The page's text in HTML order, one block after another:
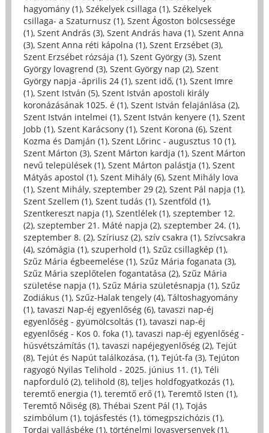
hagyomány (1), Székelyek csillaga (1), Székelyek
csillaga- a Szaturnusz (1), Szent Ágoston bölcsessége
(1), Szent András (3), Szent András hava (1), Szent Anna
(3), Szent Anna réti kápolna (1), Szent Erzsébet (3),
Szent Erzsébet rózsája (1), Szent György (3), Szent
György lovagrend (3), Szent György nap (2), Szent
György napja -április 24 (1), szent idő, (1), Szent Imre
(1), Szent István (5), Szent István apostoli király
koronázásának 1025. é (1), Szent István felajánlása (2),
Szent István intelmei (1), Szent István kenyere (1), Szent
Jobb (1), Szent Karácsony (1), Szent Korona (6), Szent
Kozma és Damján (1), Szent Lőrinc - augusztus 10 (1),
Szent Márton (3), Szent Márton kardja (1), Szent Márton
nevű települések (1), Szent Márton palástja (1), Szent
Mátyás apostol (1), Szent Mihály (6), Szent Mihály lova
(1), Szent Mihály, szeptember 29 (2), Szent Pál napja (1),
Szent Szellem (1), Szent tudás (1), Szentföld (1),
Szentkereszt napja (1), Szentlélek (1), szeptember 12.
(2), szeptember 21. Máté napja (2), szeptember 24. (1),
szeptember 8. (2), Szíriusz (2), szív csakra (1), Szívcsakra
(4), szómágia (1), szuperhold (1), Szűz csillagkép (1),
Szűz Mária égbeemelése (1), Szűz Mária foganata (3),
Szűz Mária szeplőtelen fogantatása (2), Szűz Mária
születése napja (1), Szűz Mária születésnapja (1), Szűz
Zodiákus (1), Szűz-Halak tengely (4), Táltoshagyomány
(1), tavaszi Nap-éj egyenlőség (6), tavaszi nap-éj
egyenlőség - gyümölcsoltás (1), tavaszi nap-éj
egyenlőség - Kos 0. foka (1), tavaszi nap-éj egyenlőség -
húsvétszámítás (1), tavaszi napéjegyenlőség (2), Tejút
(8), Tejút és Napút találkozása, (1), Tejút-fa (3), Tejúton
ragyogó Nyilas Telihold - 2025. június 11. (1), Téli
napforduló (2), telihold (8), teljes holdfogyatkozás (1),
teremtő energia (1), teremtő erő (1), Teremtő Isten (1),
Teremtő Nőiség (8), Thébai Szent Pál (1), Tojás
szimbólum (1), tojásfestés (1), tömegpszichózis (1),
Tordai vallásbéke (1), történelmi lovasversenyek (1),